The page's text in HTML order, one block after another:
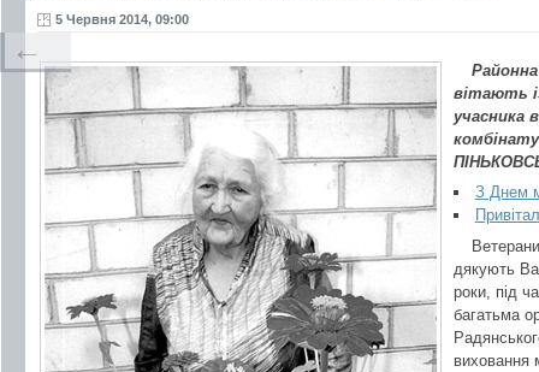
5 Червня 2014, 09:00
вітають
учасника
З Днем
дякують
роки, під
багатьма
виховання
←